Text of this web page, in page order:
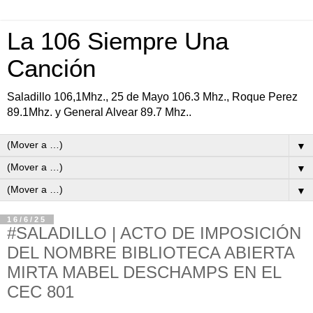
La 106 Siempre Una
Canción
Saladillo 106,1Mhz., 25 de Mayo 106.3 Mhz., Roque Perez
89.1Mhz. y General Alvear 89.7 Mhz..
▼
▼
▼
16/6/25
#SALADILLO | ACTO DE IMPOSICIÓN
DEL NOMBRE BIBLIOTECA ABIERTA
MIRTA MABEL DESCHAMPS EN EL
CEC 801